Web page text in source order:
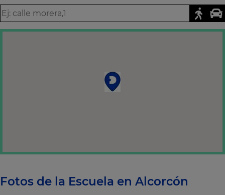
Fotos de la Escuela en Alcorcón